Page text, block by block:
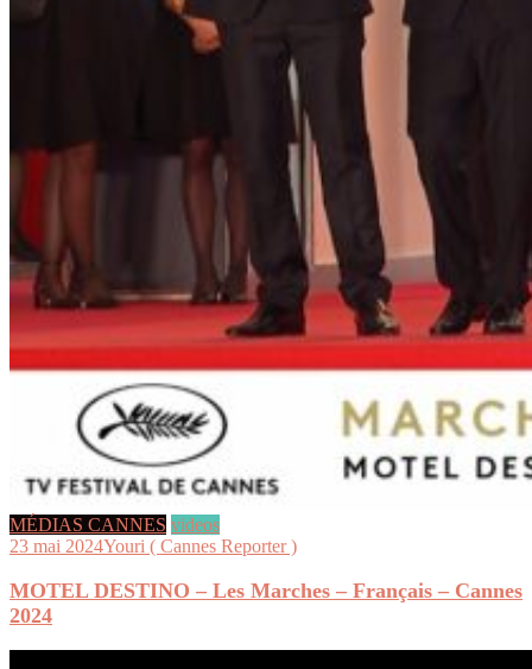
MÉDIAS CANNES videos
23 mai 2024Youri ( Cannes Reporter )
MOTEL DESTINO – Les Marches – Français – Cannes
2024